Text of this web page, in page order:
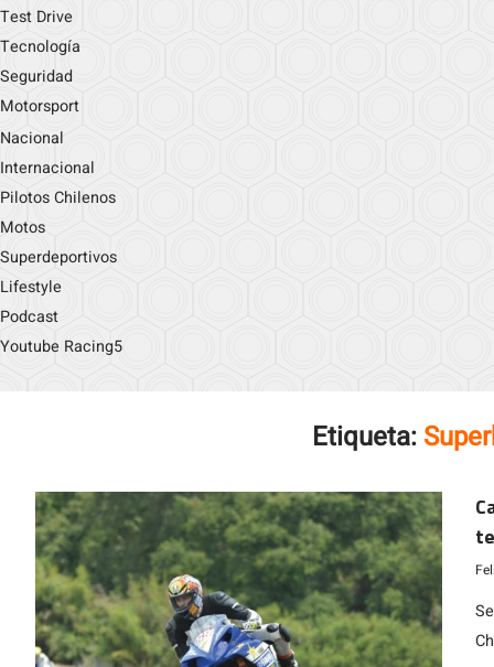
Test Drive
Tecnología
Seguridad
Motorsport
Nacional
Internacional
Pilotos Chilenos
Motos
Superdeportivos
Lifestyle
Podcast
Youtube Racing5
Etiqueta: